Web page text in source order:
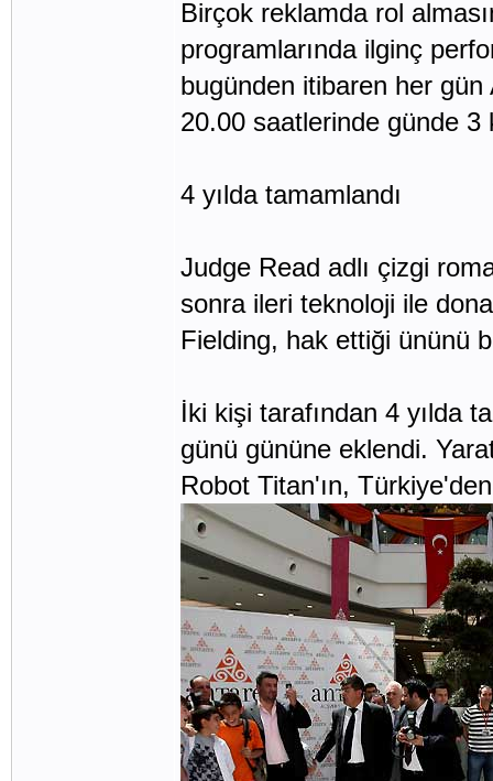
Birçok reklamda rol
programlarında ilginç
bugünden itibaren her
20.00 saatlerinde günde
4 yılda tamamlandı
Judge Read adlı çizgi
sonra ileri teknoloji ile
Fielding, hak ettiği ününü
İki kişi tarafından 4 yılda
günü gününe eklendi.
Robot Titan'ın,